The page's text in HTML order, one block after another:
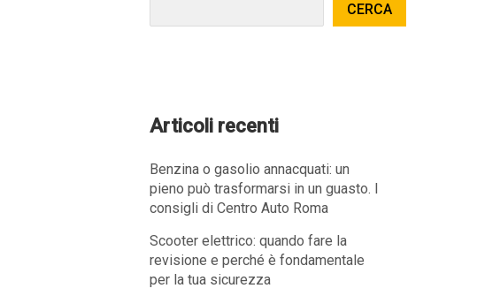
CERCA
Articoli recenti
Benzina o gasolio annacquati: un
pieno può trasformarsi in un guasto. I
consigli di Centro Auto Roma
Scooter elettrico: quando fare la
revisione e perché è fondamentale
per la tua sicurezza